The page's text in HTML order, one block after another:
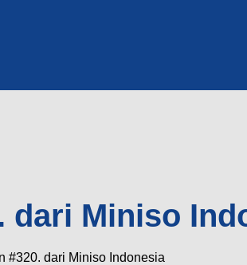
dari Miniso
dari Miniso Indonesia